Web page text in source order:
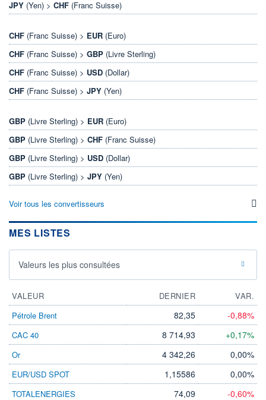
JPY (Yen) > CHF (Franc Suisse)
CHF (Franc Suisse) > EUR (Euro)
CHF (Franc Suisse) > GBP (Livre Sterling)
CHF (Franc Suisse) > USD (Dollar)
CHF (Franc Suisse) > JPY (Yen)
GBP (Livre Sterling) > EUR (Euro)
GBP (Livre Sterling) > CHF (Franc Suisse)
GBP (Livre Sterling) > USD (Dollar)
GBP (Livre Sterling) > JPY (Yen)
Voir tous les convertisseurs
MES LISTES
Valeurs les plus consultées
VALEUR DERNIER
VAR.
Pétrole Brent
82,35 -0,88%
CAC 40 8 714,93 +0,17%
Or 4 342,26 0,00%
EUR/USD SPOT 1,15586 0,00%
TOTALENERGIES 74,09 -0,60%